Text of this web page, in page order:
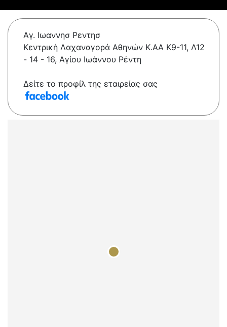
Αγ. Ιωαννησ Ρεντησ
Κεντρική Λαχαναγορά Αθηνών Κ.ΑΑ Κ9-11, Λ12
- 14 - 16, Αγίου Ιωάννου Ρέντη
Δείτε το προφίλ της εταιρείας σας